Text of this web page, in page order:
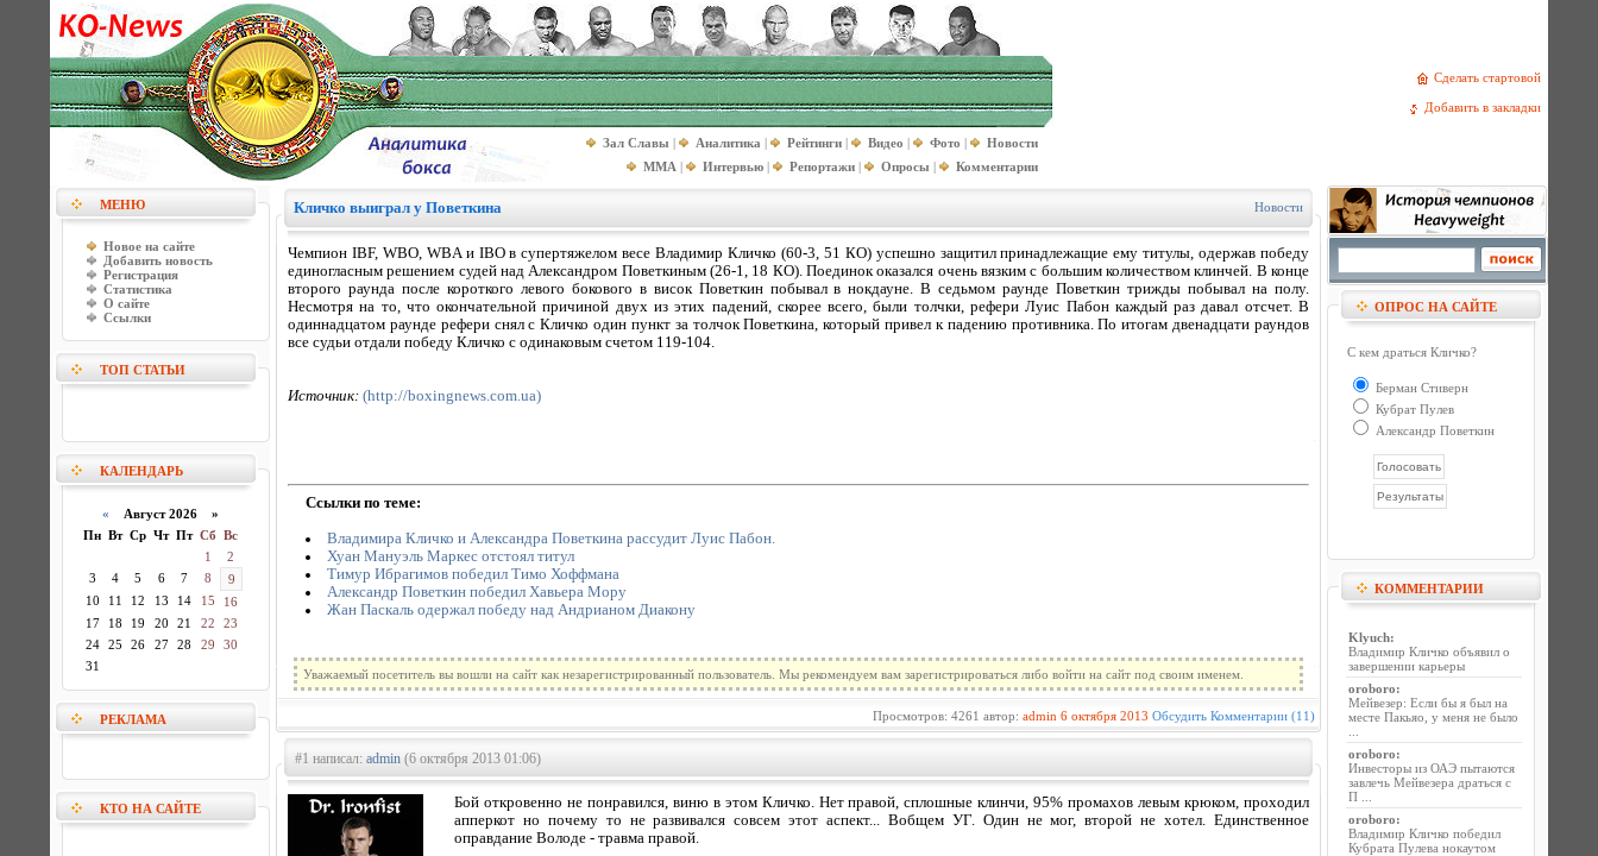
Сделать стартовой
Добавить в закладки
Зал Славы | Аналитика | Рейтинги | Видео | Фото |
Новости
MMA | Интервью | Репортажи | Опросы | Комментарии
МЕНЮ
Новое на сайте
Добавить новость
Регистрация
Статистика
О сайте
Ссылки
ТОП СТАТЬИ
КАЛЕНДАРЬ
« Август 2026 »
Пн Вт Ср Чт Пт Сб Вс
1
2
3
4 5 6 7 8
9
10
11 12 13 14 15
16
17
18 19 20 21 22
23
24
25 26 27 28 29
30
31
РЕКЛАМА
КТО НА САЙТЕ
Кличко выиграл у Поветкина Новости
Чемпион IBF, WBO, WBA и IBO в супертяжелом весе Владимир Кличко (60-3, 51 КО) успешно защитил принадлежащие ему титулы, одержав победу
единогласным решением судей над Александром Поветкиным (26-1, 18 КО). Поединок оказался очень вязким с большим количеством клинчей. В конце
второго раунда после короткого левого бокового в висок Поветкин побывал в нокдауне. В седьмом раунде Поветкин трижды побывал на полу.
Несмотря на то, что окончательной причиной двух из этих падений, скорее всего, были толчки, рефери Луис Пабон каждый раз давал отcчет. В
одиннадцатом раунде рефери снял с Кличко один пункт за толчок Поветкина, который привел к падению противника. По итогам двенадцати раундов
все судьи отдали победу Кличко с одинаковым счетом 119-104.
Источник: (http://boxingnews.com.ua)
Ссылки по теме:
Владимира Кличко и Александра Поветкина рассудит Луис Пабон.
Хуан Мануэль Маркес отстоял титул
Тимур Ибрагимов победил Тимо Хоффмана
Александр Поветкин победил Хавьера Мору
Жан Паскаль одержал победу над Андрианом Диакону
Уважаемый посетитель вы вошли на сайт как незарегистрированный пользователь. Мы рекомендуем вам зарегистрироваться либо войти на сайт под своим именем.
Просмотров: 4261 автор: admin 6 октября 2013 Обсудить Комментарии (11)
#1 написал: admin (6 октября 2013 01:06)
Бой откровенно не понравился, виню в этом Кличко. Нет правой, сплошные клинчи, 95% промахов левым крюком, проходил
апперкот но почему то не развивался совсем этот аспект... Вобщем УГ. Один не мог, второй не хотел. Единственное
оправдание Володе - травма правой.
ОПРОС НА САЙТЕ
С кем драться Кличко?
Берман Стиверн
Кубрат Пулев
Александр Поветкин
КОММЕНТАРИИ
Klyuch:
Владимир Кличко объявил о
завершении карьеры
oroboro:
Мейвезер: Если бы я был на
месте Пакьяо, у меня не было
oroboro:
Инвесторы из ОАЭ пытаются
завлечь Мейвезера драться с
П ...
oroboro:
Владимир Кличко победил
Кубрата Пулева нокаутом